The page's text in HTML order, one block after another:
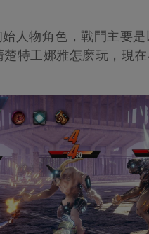
人物角色，戰鬥主要
特工娜雅怎麽玩，現